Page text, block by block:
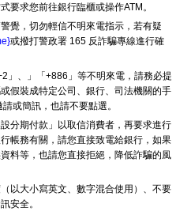
要求您前往銀行臨櫃或操作ATM。
覺，切勿輕信不明來電指示，若有疑
或撥打警政署 165 反詐騙專線進行確
」、」「+886」等不明來電，請務必提
假裝成特定公司、銀行、司法機關的手
或簡訊，也請不要點選。
分期付款」以取信消費者，再要求進行
帳務有關，請您直接致電給銀行，如果
料等，也請您直接拒絕，降低詐騙的風
以大小寫英文、數字混合使用）、不要
安全。